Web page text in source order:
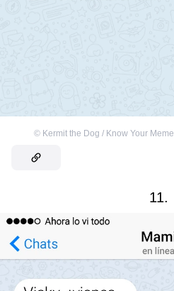
© Kermit the Dog / Know Your Meme
11.